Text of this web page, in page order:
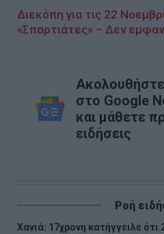
Διεκόπη για τις 22
«Σπαρτιάτες» – Δεν
στο Google
και μάθετε
ειδήσεις
Ροή
Χανιά: 17χρονη κατήγγειλε